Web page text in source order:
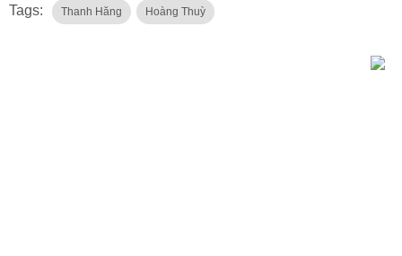
Tags: Thanh Hăng Hoàng Thuỳ